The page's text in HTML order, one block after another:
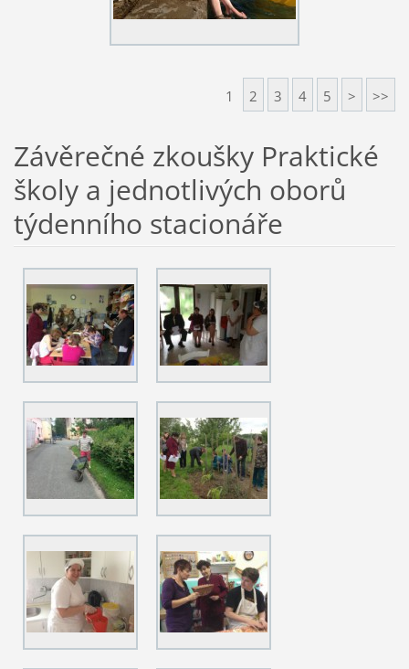
1 2 3 4 5 > >>
Závěrečné zkoušky Praktické
školy a jednotlivých oborů
týdenního stacionáře